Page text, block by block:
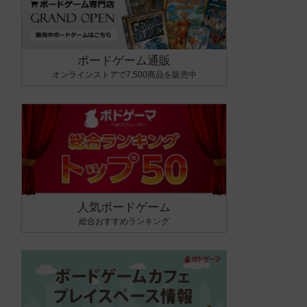
ボードゲーム通販
オンラインストアで7,500商品を販売中
人気ボードゲーム
総合おすすめランキング